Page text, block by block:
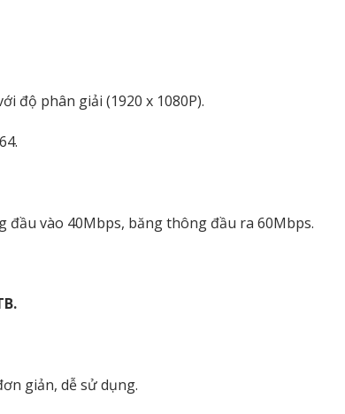
độ phân giải (1920 x 1080P).
đầu vào 40Mbps, băng thông đầu ra 60Mbps.
giản, dễ sử dụng.